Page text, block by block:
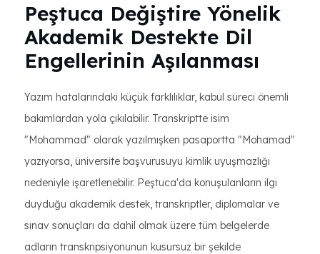
Peştuca Değiştire Yönelik
Akademik Destekte Dil
Engellerinin Aşılanması
Yazım hatalarındaki küçük farklılıklar, kabul süreci önemli
bakımlardan yola çıkılabilir. Transkriptte isim
"Mohammad" olarak yazılmışken pasaportta "Mohamad"
yazıyorsa, üniversite başvurusuyu kimlik uyuşmazlığı
nedeniyle işaretlenebilir. Peştuca'da konuşulanların ilgi
duyduğu akademik destek, transkriptler, diplomalar ve
sınav sonuçları da dahil olmak üzere tüm belgelerde
adların transkripsiyonunun kusursuz bir şekilde